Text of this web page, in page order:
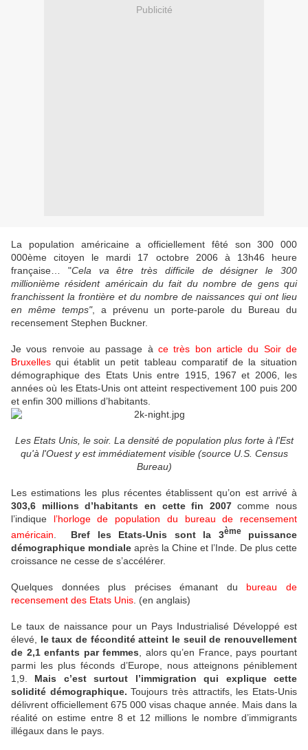
Publicité
La population américaine a officiellement fêté son 300 000
000ème citoyen le mardi 17 octobre 2006 à 13h46 heure
française… "Cela va être très difficile de désigner le 300
millionième résident américain du fait du nombre de gens qui
franchissent la frontière et du nombre de naissances qui ont lieu
en même temps", a prévenu un porte-parole du Bureau du
recensement Stephen Buckner.
Je vous renvoie au passage à ce très bon article du Soir de
Bruxelles qui établit un petit tableau comparatif de la situation
démographique des Etats Unis entre 1915, 1967 et 2006, les
années où les Etats-Unis ont atteint respectivement 100 puis 200
et enfin 300 millions d’habitants.
Les Etats Unis, le soir. La densité de population plus forte à l'Est
qu'à l'Ouest y est immédiatement visible (source U.S. Census
Bureau)
Les estimations les plus récentes établissent qu’on est arrivé à
303,6 millions d’habitants en cette fin 2007comme nous
l’indique l’horloge de population du bureau de recensement
américain
Bref les Etats-Unis sont la 3èmepuissance
démographique mondiale après la Chine et l’Inde. De plus cette
croissance ne cesse de s’accélérer.
Quelques données plus précises émanant du bureau de
recensement des Etats Unis . (en anglais)
Le taux de naissance pour un Pays Industrialisé Développé est
élevé, le taux de fécondité atteint le seuil de renouvellement
de 2,1 enfants par femmes , alors qu’en France, pays pourtant
parmi les plus féconds d’Europe, nous atteignons péniblement
1,9. Mais c’est surtout l’immigration qui explique cette
solidité démographique. Toujours très attractifs, les Etats-Unis
délivrent officiellement 675 000 visas chaque année. Mais dans la
réalité on estime entre 8 et 12 millions le nombre d’immigrants
illégaux dans le pays.